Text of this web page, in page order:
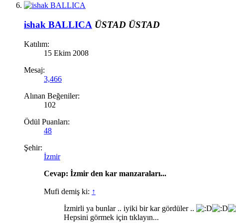
ishak BALLICA ÜSTAD ÜSTAD
Katılım:
15 Ekim 2008
Mesaj:
3,466
Alınan Beğeniler:
102
Ödül Puanları:
48
Şehir:
İzmir
Cevap: İzmir den kar manzaraları...
Mufi demiş ki: ↑
İzmirli ya bunlar .. iyiki bir kar gördüler ..
Hepsini görmek için tıklayın...